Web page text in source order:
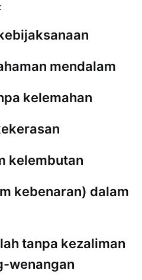
mendalam
kelemahan
kelembutan
kebenaran) dalam
tanpa kezaliman
wenangan